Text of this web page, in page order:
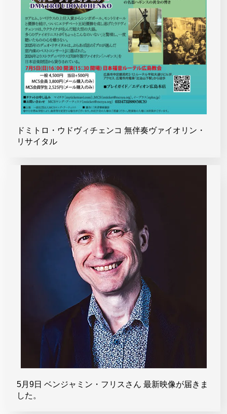
ドミトロ・ウドヴィチェンコ 無伴奏ヴァイオリン・
リサイタル
5月9日 ベンジャミン・フリスさん 最新映像が届きま
した。